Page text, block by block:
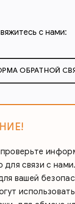
с нами:
ОБРАТНОЙ
для связи с
вашей